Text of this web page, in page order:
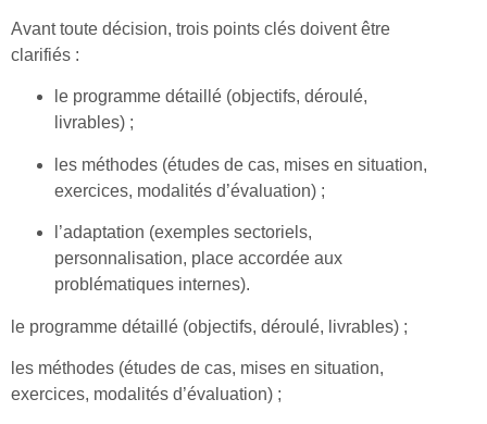
Avant toute décision, trois points clés doivent être
clarifiés :
le programme détaillé (objectifs, déroulé,
livrables) ;
les méthodes (études de cas, mises en situation,
exercices, modalités d’évaluation) ;
l’adaptation (exemples sectoriels,
personnalisation, place accordée aux
problématiques internes).
le programme détaillé (objectifs, déroulé, livrables) ;
les méthodes (études de cas, mises en situation,
exercices, modalités d’évaluation) ;